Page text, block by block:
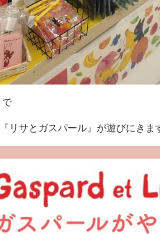
で
サとガスパール』が遊びにきま